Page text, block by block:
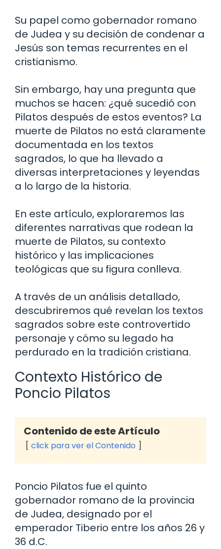
Su papel como gobernador romano
de Judea y su decisión de condenar a
Jesús son temas recurrentes en el
cristianismo.
Sin embargo, hay una pregunta que
muchos se hacen: ¿qué sucedió con
Pilatos después de estos eventos? La
muerte de Pilatos no está claramente
documentada en los textos
sagrados, lo que ha llevado a
diversas interpretaciones y leyendas
a lo largo de la historia.
En este artículo, exploraremos las
diferentes narrativas que rodean la
muerte de Pilatos, su contexto
histórico y las implicaciones
teológicas que su figura conlleva.
A través de un análisis detallado,
descubriremos qué revelan los textos
sagrados sobre este controvertido
personaje y cómo su legado ha
perdurado en la tradición cristiana.
Contexto Histórico de
Poncio Pilatos
Contenido de este Artículo
click para ver el Contenido
Poncio Pilatos fue el quinto
gobernador romano de la provincia
de Judea, designado por el
emperador Tiberio entre los años 26 y
36 d.C.